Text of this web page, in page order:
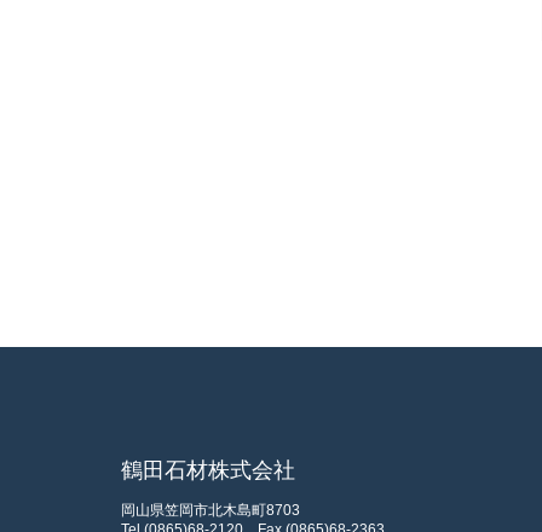
鶴田石材株式会社
岡山県笠岡市北木島町8703